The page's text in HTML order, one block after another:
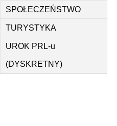
SPOŁECZEŃSTWO
TURYSTYKA
UROK PRL-u
(DYSKRETNY)